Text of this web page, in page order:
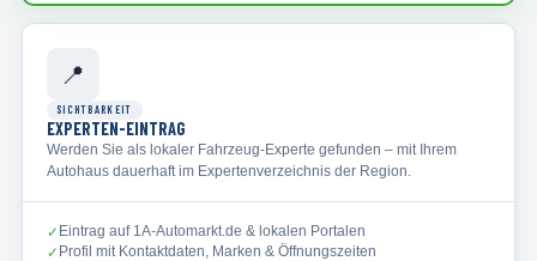
📍
SICHTBARKEIT
EXPERTEN-EINTRAG
Werden Sie als lokaler Fahrzeug-Experte gefunden – mit Ihrem
Autohaus dauerhaft im Expertenverzeichnis der Region.
✓ Eintrag auf 1A-Automarkt.de & lokalen Portalen
✓ Profil mit Kontaktdaten, Marken & Öffnungszeiten